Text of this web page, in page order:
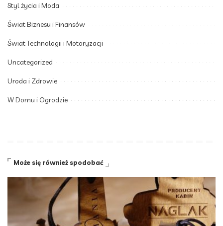
Styl życia i Moda
Świat Biznesu i Finansów
Świat Technologii i Motoryzacji
Uncategorized
Uroda i Zdrowie
W Domu i Ogrodzie
Może się również spodobać